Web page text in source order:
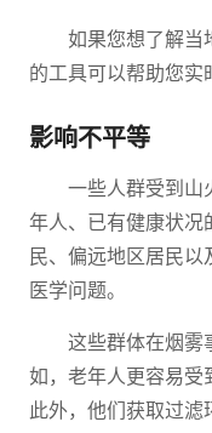
如果您想了解当
的工具可以帮助您实
影响不平等
一些人群受到山
年人、已有健康状况
民、偏远地区居民
医学问题。
这些群体在烟雾
如，老年人更容易受
此外，他们获取过滤